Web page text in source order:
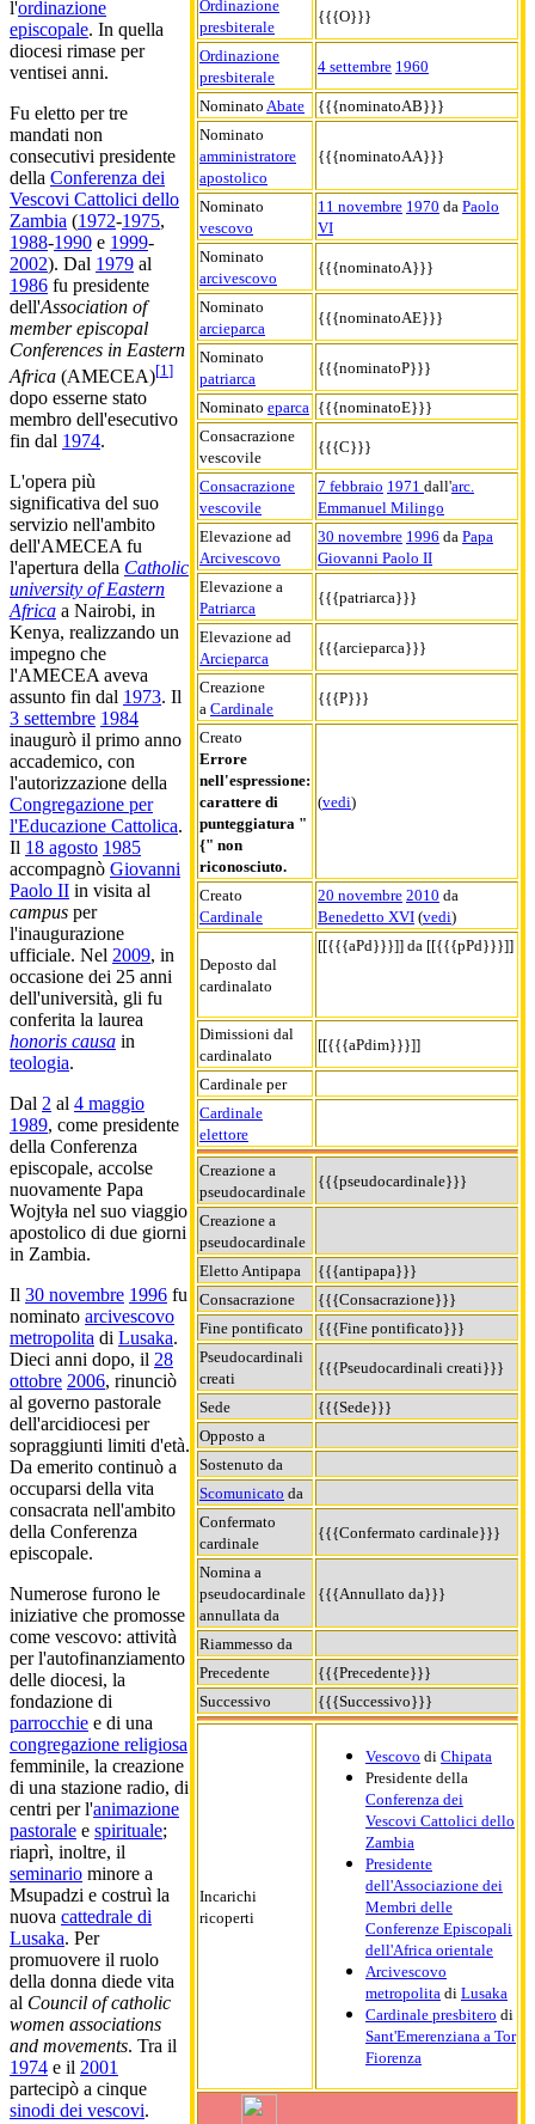
Ordinazione
presbiterale
{{{O}}}
Ordinazione
presbiterale
4 settembre 1960
Nominato Abate
{{{nominatoAB}}}
Nominato
amministratore
apostolico
{{{nominatoAA}}}
Nominato
vescovo
11 novembre 1970 da Paolo
VI
Nominato
arcivescovo
{{{nominatoA}}}
Nominato
arcieparca
{{{nominatoAE}}}
Nominato
patriarca
{{{nominatoP}}}
Nominato eparca {{{nominatoE}}}
Consacrazione
vescovile
{{{C}}}
Consacrazione
vescovile
7 febbraio 1971 dall'arc.
Emmanuel Milingo
Elevazione ad
Arcivescovo
30 novembre 1996 da Papa
Giovanni Paolo II
Elevazione a
Patriarca
{{{patriarca}}}
Elevazione ad
Arcieparca
{{{arcieparca}}}
Creazione
a Cardinale
{{{P}}}
Creato
Errore
nell'espressione:
carattere di
punteggiatura "
{" non
riconosciuto.
(vedi)
Creato
Cardinale
20 novembre 2010 da
Benedetto XVI (vedi)
Deposto dal
cardinalato
[[{{{aPd}}}]] da [[{{{pPd}}}]]
Dimissioni dal
cardinalato
[[{{{aPdim}}}]]
Cardinale per
Cardinale
elettore
Creazione a
pseudocardinale
{{{pseudocardinale}}}
Creazione a
pseudocardinale
Eletto Antipapa
{{{antipapa}}}
Consacrazione
{{{Consacrazione}}}
Fine pontificato
{{{Fine pontificato}}}
Pseudocardinali
creati
{{{Pseudocardinali creati}}}
Sede
{{{Sede}}}
Opposto a
Sostenuto da
Scomunicato da
Confermato
cardinale
{{{Confermato cardinale}}}
Nomina a
pseudocardinale
annullata da
{{{Annullato da}}}
Riammesso da
Precedente
{{{Precedente}}}
Successivo
{{{Successivo}}}
Incarichi
ricoperti
Vescovo di Chipata
Presidente della
Conferenza dei
Vescovi Cattolici dello
Zambia
Presidente
dell'Associazione dei
Membri delle
Conferenze Episcopali
dell'Africa orientale
Arcivescovo
metropolita di Lusaka
Cardinale presbitero di
Sant'Emerenziana a Tor
Fiorenza
l'ordinazione
episcopale. In quella
diocesi rimase per
ventisei anni.
Fu eletto per tre
mandati non
consecutivi presidente
della Conferenza dei
Vescovi Cattolici dello
Zambia‎ (1972-1975,
1988-1990 e 1999-
2002). Dal 1979 al
1986 fu presidente
dell'Association of
member episcopal
Conferences in Eastern
Africa (AMECEA)[1 ]
dopo esserne stato
membro dell'esecutivo
fin dal 1974.
L'opera più
significativa del suo
servizio nell'ambito
dell'AMECEA fu
l'apertura della Catholic
university of Eastern
Africa a Nairobi, in
Kenya, realizzando un
impegno che
l'AMECEA aveva
assunto fin dal 1973. Il
3 settembre 1984
inaugurò il primo anno
accademico, con
l'autorizzazione della
Congregazione per
l'Educazione Cattolica.
Il 18 agosto 1985
accompagnò Giovanni
Paolo II in visita al
campus per
l'inaugurazione
ufficiale. Nel 2009, in
occasione dei 25 anni
dell'università, gli fu
conferita la laurea
honoris causa in
teologia.
Dal 2 al 4 maggio
1989, come presidente
della Conferenza
episcopale, accolse
nuovamente Papa
Wojtyła nel suo viaggio
apostolico di due giorni
in Zambia.
Il 30 novembre 1996 fu
nominato arcivescovo
metropolita di Lusaka.
Dieci anni dopo, il 28
ottobre 2006, rinunciò
al governo pastorale
dell'arcidiocesi per
sopraggiunti limiti d'età.
Da emerito continuò a
occuparsi della vita
consacrata nell'ambito
della Conferenza
episcopale.
Numerose furono le
iniziative che promosse
come vescovo: attività
per l'autofinanziamento
delle diocesi, la
fondazione di
parrocchie e di una
congregazione religiosa
femminile, la creazione
di una stazione radio, di
centri per l'animazione
pastorale e spirituale;
riaprì, inoltre, il
seminario minore a
Msupadzi e costruì la
nuova cattedrale di
Lusaka. Per
promuovere il ruolo
della donna diede vita
al Council of catholic
women associations
and movements. Tra il
1974 e il 2001
partecipò a cinque
sinodi dei vescovi.